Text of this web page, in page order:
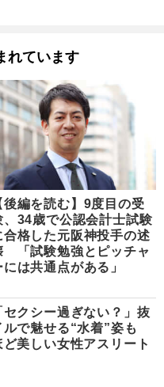
れています
後編を読む】9度目の受
、34歳で公認会計士試験
合格した元阪神投手の述
「試験勉強とピッチャ
には共通点がある」
セクシー過ぎない？」抜
ルで魅せる“水着”姿も
ど美しい女性アスリート